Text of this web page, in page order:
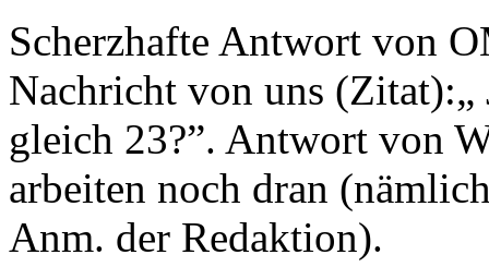
Scherzhafte Antwort von
Nachricht von uns
gleich 23?”. Antwort von
arbeiten noch dran
Anm. der Redaktion).